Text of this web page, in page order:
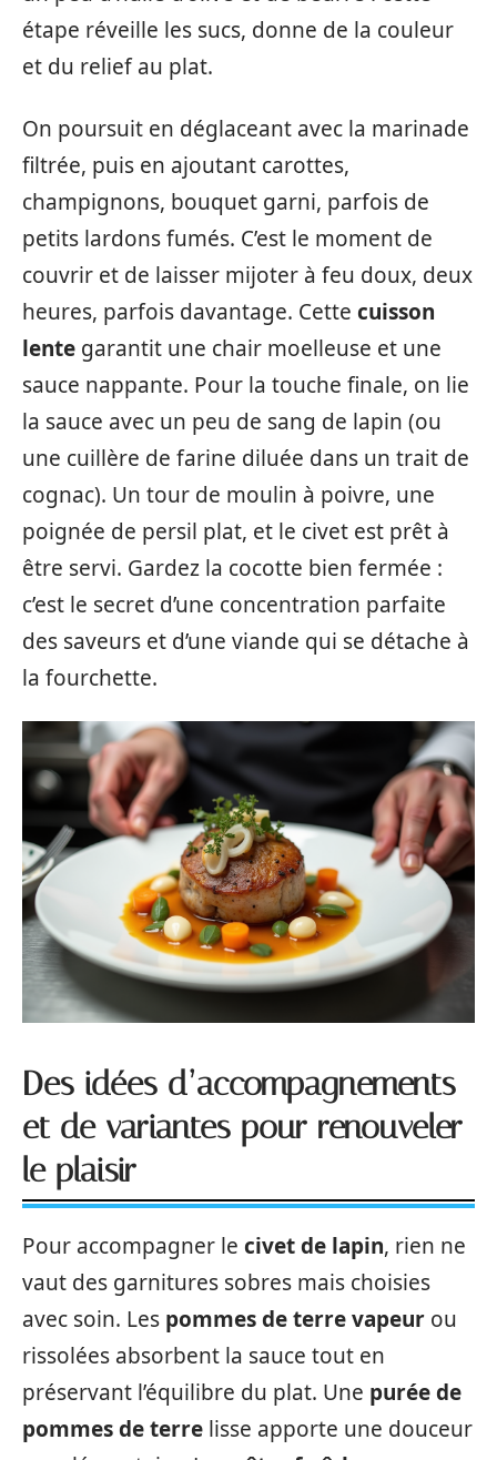
étape réveille les sucs, donne de la couleur
et du relief au plat.
On poursuit en déglaceant avec la marinade
filtrée, puis en ajoutant carottes,
champignons, bouquet garni, parfois de
petits lardons fumés. C’est le moment de
couvrir et de laisser mijoter à feu doux, deux
heures, parfois davantage. Cette cuisson
lente garantit une chair moelleuse et une
sauce nappante. Pour la touche finale, on lie
la sauce avec un peu de sang de lapin (ou
une cuillère de farine diluée dans un trait de
cognac). Un tour de moulin à poivre, une
poignée de persil plat, et le civet est prêt à
être servi. Gardez la cocotte bien fermée :
c’est le secret d’une concentration parfaite
des saveurs et d’une viande qui se détache à
la fourchette.
Des idées d’accompagnements
et de variantes pour renouveler
le plaisir
Pour accompagner le civet de lapin, rien ne
vaut des garnitures sobres mais choisies
avec soin. Les pommes de terre vapeur ou
rissolées absorbent la sauce tout en
préservant l’équilibre du plat. Une purée de
pommes de terre lisse apporte une douceur